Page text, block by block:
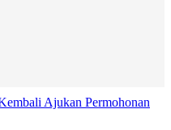
Ajukan Permohonan